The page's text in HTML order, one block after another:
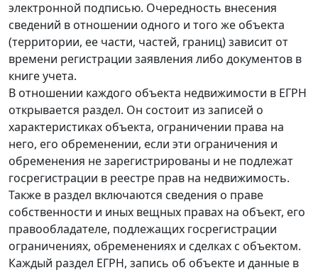
электронной подписью. Очередность внесения
сведений в отношении одного и того же объекта
(территории, ее части, частей, границ) зависит от
времени регистрации заявления либо документов в
книге учета.
В отношении каждого объекта недвижимости в ЕГРН
открывается раздел. Он состоит из записей о
характеристиках объекта, ограничении права на
него, его обременении, если эти ограничения и
обременения не зарегистрированы и не подлежат
госрегистрации в реестре прав на недвижимость.
Также в раздел включаются сведения о праве
собственности и иных вещных правах на объект, его
правообладателе, подлежащих госрегистрации
ограничениях, обременениях и сделках с объектом.
Каждый раздел ЕГРН, запись об объекте и данные в